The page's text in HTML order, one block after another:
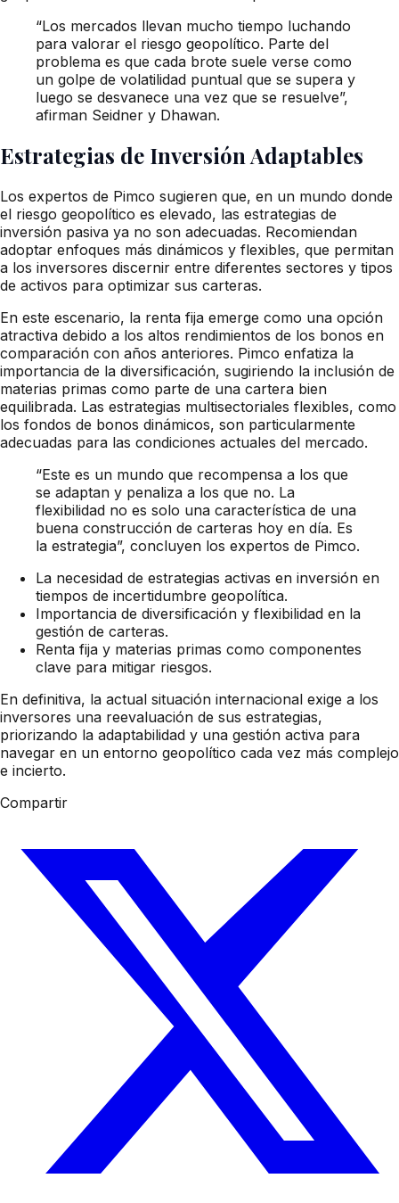
“Los mercados llevan mucho tiempo luchando
para valorar el riesgo geopolítico. Parte del
problema es que cada brote suele verse como
un golpe de volatilidad puntual que se supera y
luego se desvanece una vez que se resuelve”,
afirman Seidner y Dhawan.
Estrategias de Inversión Adaptables
Los expertos de Pimco sugieren que, en un mundo donde
el riesgo geopolítico es elevado, las estrategias de
inversión pasiva ya no son adecuadas. Recomiendan
adoptar enfoques más dinámicos y flexibles, que permitan
a los inversores discernir entre diferentes sectores y tipos
de activos para optimizar sus carteras.
En este escenario, la renta fija emerge como una opción
atractiva debido a los altos rendimientos de los bonos en
comparación con años anteriores. Pimco enfatiza la
importancia de la diversificación, sugiriendo la inclusión de
materias primas como parte de una cartera bien
equilibrada. Las estrategias multisectoriales flexibles, como
los fondos de bonos dinámicos, son particularmente
adecuadas para las condiciones actuales del mercado.
“Este es un mundo que recompensa a los que
se adaptan y penaliza a los que no. La
flexibilidad no es solo una característica de una
buena construcción de carteras hoy en día. Es
la estrategia”, concluyen los expertos de Pimco.
La necesidad de estrategias activas en inversión en
tiempos de incertidumbre geopolítica.
Importancia de diversificación y flexibilidad en la
gestión de carteras.
Renta fija y materias primas como componentes
clave para mitigar riesgos.
En definitiva, la actual situación internacional exige a los
inversores una reevaluación de sus estrategias,
priorizando la adaptabilidad y una gestión activa para
navegar en un entorno geopolítico cada vez más complejo
e incierto.
Compartir